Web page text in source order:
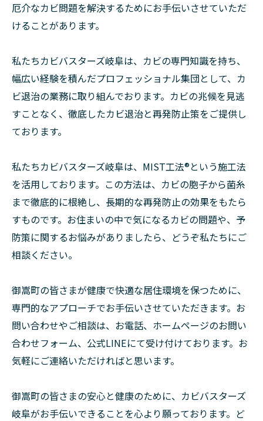
厄介なカビ問題を解決するためにお手伝いさせていただ
けることがあります。
私たちカビバスターズ岐阜は、カビの専門知識を持ち、
幅広い経験を積んだプロフェッショナル集団として、カ
ビ退治の業務に取り組んでおります。カビの兆候を見逃
すことなく、徹底したカビ退治と再発防止策をご提供し
ております。
私たちカビバスターズ岐阜は、MIST工法®という施工法
を活用しております。この方法は、カビの胞子から菌糸
まで徹底的に根絶し、長期的な再発防止の効果をもたら
すものです。お住まいの中で気になるカビの問題や、予
防策に関するお悩みがありましたら、どうぞ私たちにご
相談ください。
御嵩町の皆さまが健康で快適な居住環境を保つために、
専門的なアプローチでお手伝いさせていただきます。お
問い合わせやご相談は、お電話、ホームページのお問い
合わせフォーム、公式LINEにて受け付けております。お
気軽にご連絡いただければと思います。
御嵩町の皆さまの安心と健康のために、カビバスターズ
岐阜がお手伝いできることを心より願っております。ど